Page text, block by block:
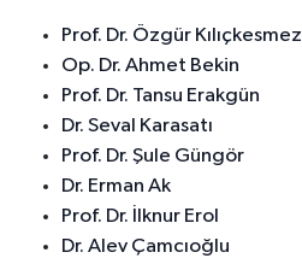
Prof. Dr. Özgür Kılıçkesmez
Op. Dr. Ahmet Bekin
Prof. Dr. Tansu Erakgün
Dr. Seval Karasatı
Prof. Dr. Şule Güngör
Dr. Erman Ak
Prof. Dr. İlknur Erol
Dr. Alev Çamcıoğlu